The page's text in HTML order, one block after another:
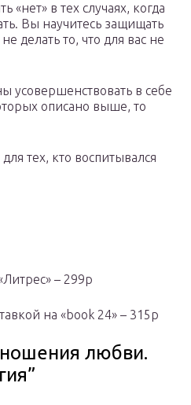
«нет» в тех случаях, когда
Вы научитесь защищать
делать то, что для вас не
усовершенствовать в себе
описано выше, то
тех, кто воспитывался
– 299р
на «book 24» – 315р
любви.